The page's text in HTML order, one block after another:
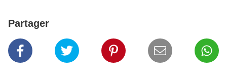
Partager